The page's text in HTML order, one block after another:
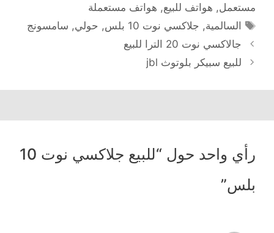
مستعمل, هواتف للبيع, هواتف مستعملة
الوسوم
السالمية, جلاكسي نوت 10 بلس , حولي, سامسونج
جالاكسي نوت 20 الترا للبيع
للبيع سبيكر بلوتوث jbl
رأي واحد حول “للبيع جلاكسي نوت 10
بلس”